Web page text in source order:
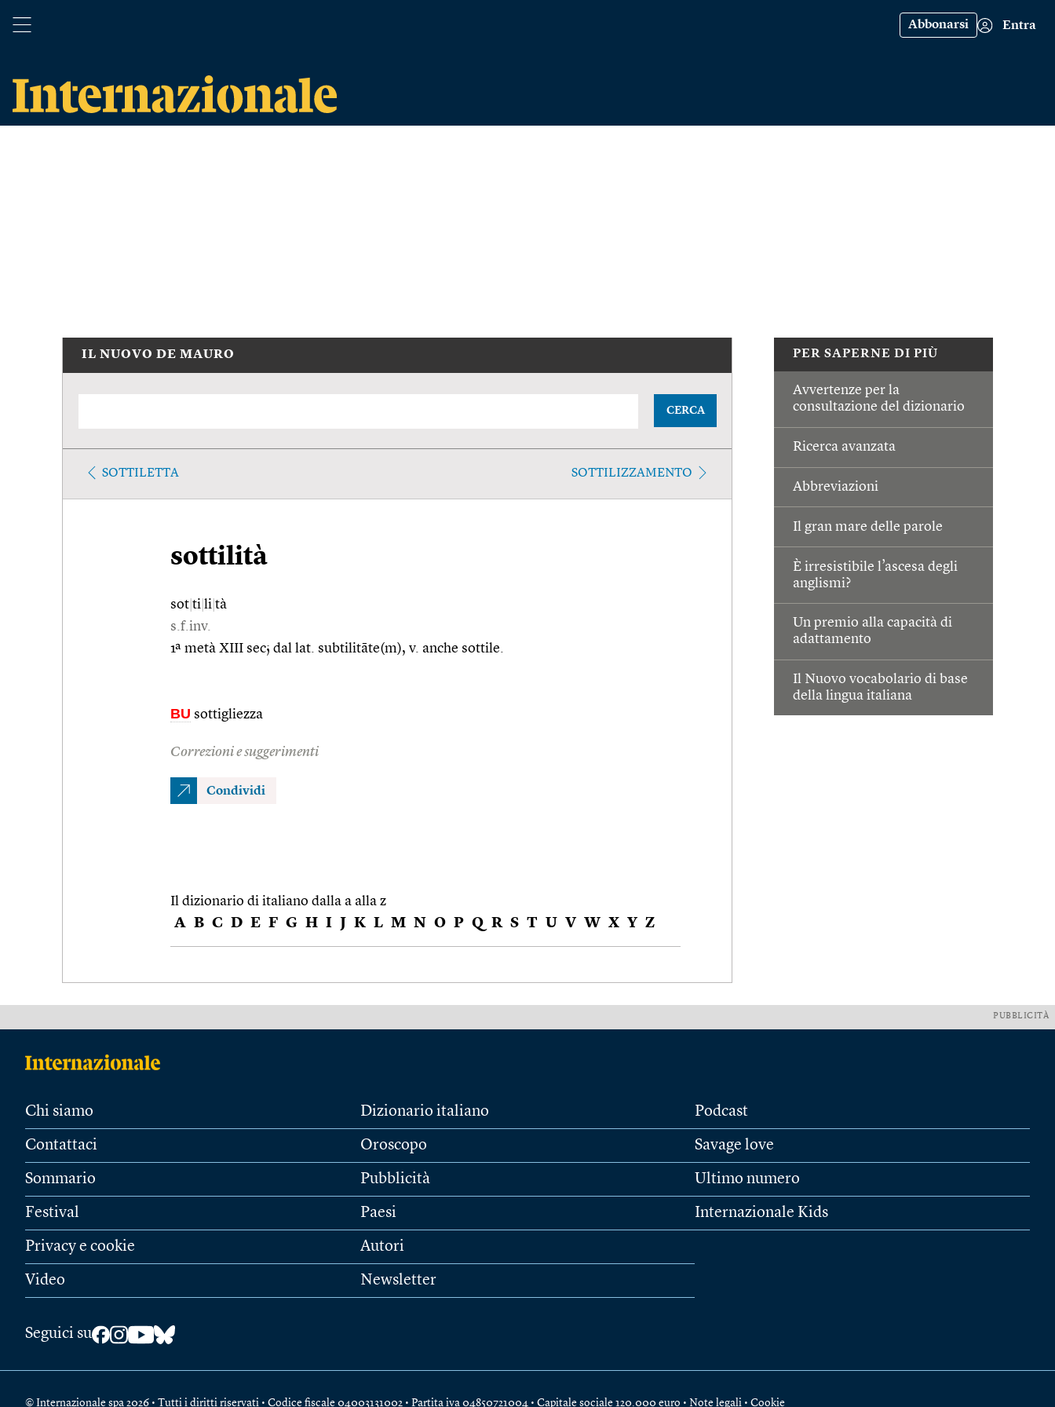
Abbonarsi Entra
PER SAPERNE DI PIÙ
Avvertenze per la
consultazione del dizionario
Ricerca avanzata
Abbreviazioni
Il gran mare delle parole
È irresistibile l’ascesa degli
anglismi?
Un premio alla capacità di
adattamento
Il Nuovo vocabolario di base
della lingua italiana
IL NUOVO DE MAURO
CERCA
SOTTILETTA SOTTILIZZAMENTO
sottilità
sot ti li tà
s.f.inv.
1ª metà XIII sec; dal lat. subtilitāte(m), v. anche sottile.
BU sottigliezza
Correzioni e suggerimenti
Condividi
Il dizionario di italiano dalla a alla z
A B C D E F G H I J K L M N O P Q R S T U V W X Y Z
PUBBLICITÀ
Chi siamo
Contattaci
Sommario
Festival
Privacy e cookie
Video
Dizionario italiano
Oroscopo
Pubblicità
Paesi
Autori
Newsletter
Podcast
Savage love
Ultimo numero
Internazionale Kids
Seguici su
© Internazionale spa 2026 • Tutti i diritti riservati • Codice fiscale 04003131002 • Partita iva 04850721004 • Capitale sociale 120.000 euro • Note legali • Cookie